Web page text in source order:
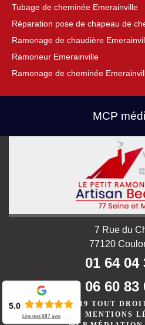
Tubage de cheminée Emerainville
Réparation pose de chapeau de
Ramonage de chaudière
Ramoneur Emerainville
Ramonage de cheminée
MCP
7 Rue du
77120
01 64 04
06 60 83
©2019 TOUT
MENTIONS
5.0
Lire nos687 avis